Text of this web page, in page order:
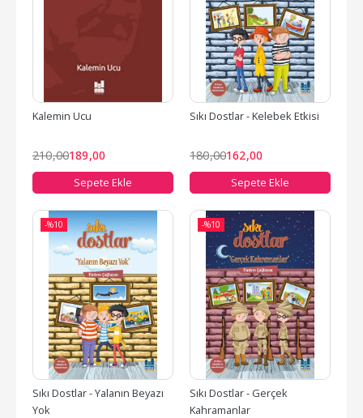
Kalemin Ucu
210,00189,00
Sepete Ekle
Sıkı Dostlar - Kelebek Etkisi
180,00162,00
Sepete Ekle
-%10
Sıkı Dostlar - Yalanın Beyazı
Yok
-%10
Sıkı Dostlar - Gerçek
Kahramanlar